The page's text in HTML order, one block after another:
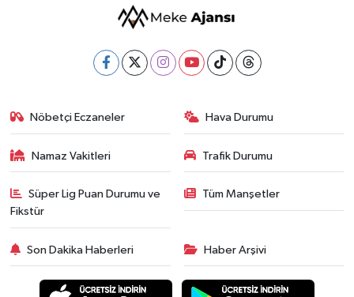
Nöbetçi Eczaneler Hava Durumu
Namaz Vakitleri Trafik Durumu
Süper Lig Puan Durumu ve
Fikstür
Tüm Manşetler
Son Dakika Haberleri Haber Arşivi